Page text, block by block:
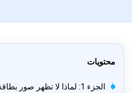
محتويات
الجزء 1: لماذا لا تظهر صور بطاقة SD في المعرض؟